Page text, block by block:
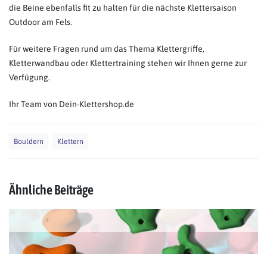
die Beine ebenfalls fit zu halten für die nächste Klettersaison
Outdoor am Fels.
Für weitere Fragen rund um das Thema Klettergriffe,
Kletterwandbau oder Klettertraining stehen wir Ihnen gerne zur
Verfügung.
Ihr Team von Dein-Klettershop.de
Bouldern Klettern
Ähnliche Beiträge